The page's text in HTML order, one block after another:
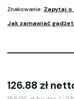
Znakowanie: Zapytaj o
Jak zamawiać
126.88 zł